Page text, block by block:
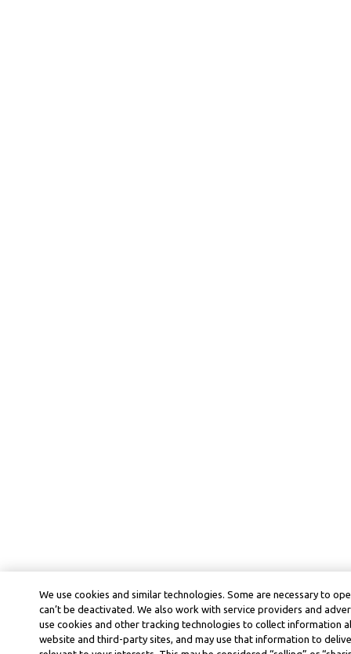
We use cookies and similar technologies. Some are necessary to
can’t be deactivated. We also work with service providers and
use cookies and other tracking technologies to collect information
website and third-party sites, and may use that information to